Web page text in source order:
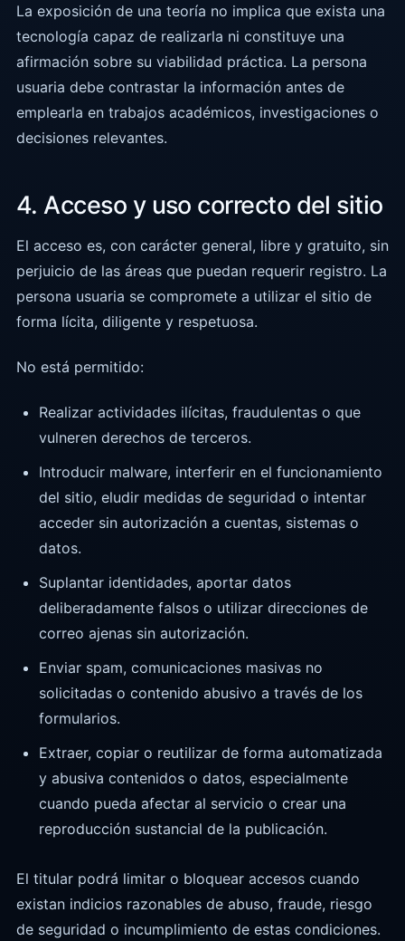
La exposición de una teoría no implica que exista una
tecnología capaz de realizarla ni constituye una
afirmación sobre su viabilidad práctica. La persona
usuaria debe contrastar la información antes de
emplearla en trabajos académicos, investigaciones o
decisiones relevantes.
4. Acceso y uso correcto del sitio
El acceso es, con carácter general, libre y gratuito, sin
perjuicio de las áreas que puedan requerir registro. La
persona usuaria se compromete a utilizar el sitio de
forma lícita, diligente y respetuosa.
No está permitido:
Realizar actividades ilícitas, fraudulentas o que
vulneren derechos de terceros.
Introducir malware, interferir en el funcionamiento
del sitio, eludir medidas de seguridad o intentar
acceder sin autorización a cuentas, sistemas o
datos.
Suplantar identidades, aportar datos
deliberadamente falsos o utilizar direcciones de
correo ajenas sin autorización.
Enviar spam, comunicaciones masivas no
solicitadas o contenido abusivo a través de los
formularios.
Extraer, copiar o reutilizar de forma automatizada
y abusiva contenidos o datos, especialmente
cuando pueda afectar al servicio o crear una
reproducción sustancial de la publicación.
El titular podrá limitar o bloquear accesos cuando
existan indicios razonables de abuso, fraude, riesgo
de seguridad o incumplimiento de estas condiciones.